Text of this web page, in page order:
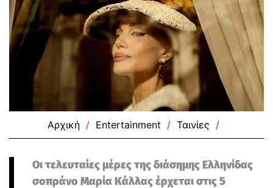
Αρχική / Entertainment / Ταινίες /
Οι τελευταίες μέρες της διάσημης Ελληνίδας
σοπράνο Μαρία Κάλλας έρχεται στις 5